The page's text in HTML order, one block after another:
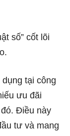
số” cốt lõi
tại công
ưu đãi
Điều này
tư và mang